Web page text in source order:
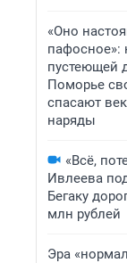
«Оно
пафосное»:
пустеющей
Поморье
спасают
наряды
«Всё,
Ивлеева
Бегаку
млн рублей
Эра